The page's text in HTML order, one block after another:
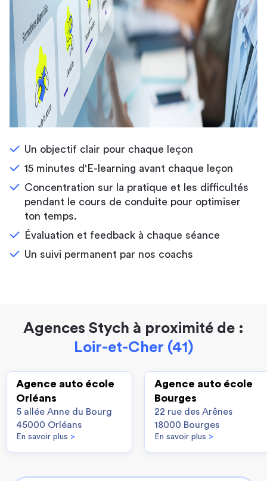
Un objectif clair pour chaque leçon
15 minutes d'E-learning avant chaque leçon
Concentration sur la pratique et les difficultés
pendant le cours de conduite pour optimiser
ton temps.
Évaluation et feedback à chaque séance
Un suivi permanent par nos coachs
Agences Stych à proximité de :
Loir-et-Cher (41)
Agence auto école
Orléans
5 allée Anne du Bourg
45000 Orléans
En savoir plus >
Agence auto école
Bourges
22 rue des Arênes
18000 Bourges
En savoir plus >